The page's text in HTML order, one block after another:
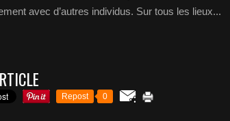
avec d’autres individus. Sur tous les lieux...
Repost 0